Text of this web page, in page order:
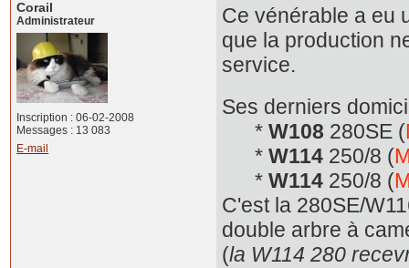
Corail
Administrateur
Inscription : 06-02-2008
Messages : 13 083
E-mail
Ce vénérable a eu
que la production
service.
Ses derniers
* W108 280SE (
* W114250/8 (
* W114250/8 (
C'est la 280SE/
double arbre à
(la W114 280